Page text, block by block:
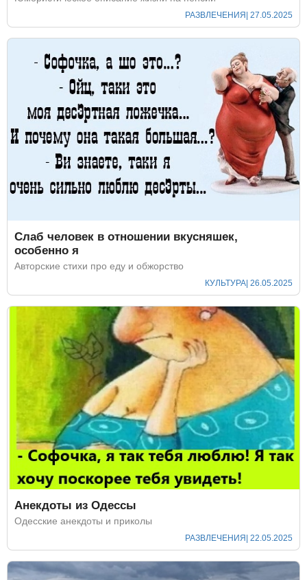
РАЗВЛЕЧЕНИЯ| 27.05.2025
Слаб человек в отношении вкусняшек,
особенно я
Авторские стихи про еду и обжорство
КУЛЬТУРА | 26.05.2025
Анекдоты из Одессы
Одесские анекдоты и приколы
РАЗВЛЕЧЕНИЯ| 22.05.2025